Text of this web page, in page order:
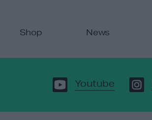
Shop News
Youtube